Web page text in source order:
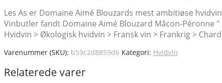
Les As er Domaine Aimé Blouzards mest ambitiøse
Vinbutler fandt Domaine Aimé Blouzard Mâcon-Péronne
Hvidvin > Økologisk hvidvin > Fransk vin > Frankrig >
Varenummer (SKU): b59c2d8859d6 Kategori: Hvidvin
Relaterede varer